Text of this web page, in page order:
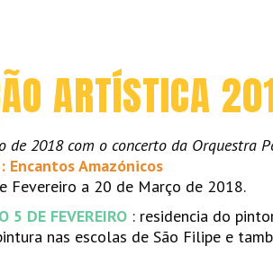
ARTÍSTICA
de 2018 com o concerto da Orquestra
Encantos Amazónicos
Fevereiro a 20 de Março de 2018.
5 DE FEVEREIRO : residencia do
nas escolas de São Filipe e